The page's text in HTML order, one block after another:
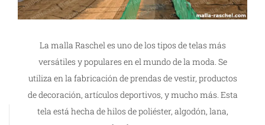
La malla Raschel es uno de los tipos de telas más
versátiles y populares en el mundo de la moda. Se
utiliza en la fabricación de prendas de vestir, productos
de decoración, artículos deportivos, y mucho más. Esta
tela está hecha de hilos de poliéster, algodón, lana,